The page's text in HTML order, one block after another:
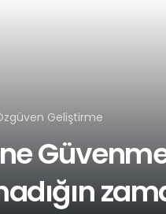
Geliştirme